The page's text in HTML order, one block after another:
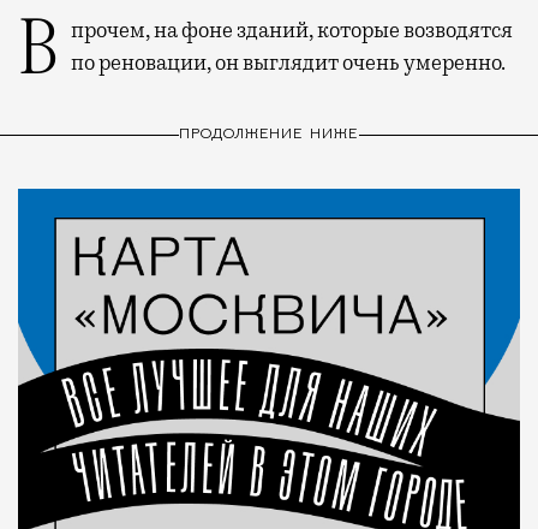
Впрочем, на фоне зданий, которые возводятся по реновации, он выглядит очень умеренно.
ПРОДОЛЖЕНИЕ НИЖЕ